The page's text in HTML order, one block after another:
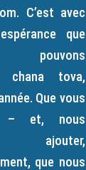
C’est avec
que
pouvons
tova,
Que vous
– et, nous
ajouter,
que nous